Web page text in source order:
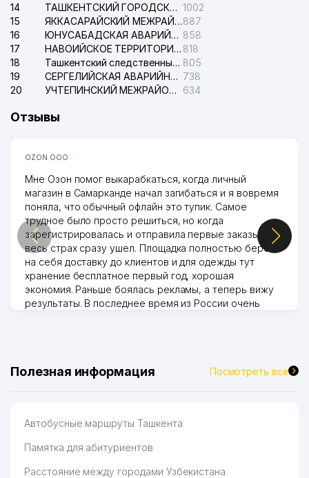
14
ТАШКЕНТСКИЙ ГОРОДСКОЙ СУД ПО ГРАЖДАНСКИМ ДЕЛАМ 1002
15
ЯККАСАРАЙСКИЙ МЕЖРАЙОННЫЙ СУД ПО ГРАЖДАНСКИМ ДЕЛАМ887
16
ЮНУСАБАДСКАЯ АВАРИЙНАЯ СЛУЖБА ЭЛЕКТРОСЕТИ 858
17
НАВОИЙСКОЕ ТЕРРИТОРИАЛЬНОЕ ПРЕДПРИЯТИЕ ЭЛЕКТРОСЕТИ АО 818
18
Ташкентский следственный изолятор 805
19
СЕРГЕЛИЙСКАЯ АВАРИЙНАЯ СЛУЖБА ЭЛЕКТРОСЕТИ 738
20
УЧТЕПИНСКИЙ МЕЖРАЙОННЫЙ СУД ПО ГРАЖДАНСКИМ ДЕЛАМ 634
Отзывы
OZON ООО
Мне Озон помог выкарабкаться, когда личный
магазин в Самарканде начал загибаться и я вовремя
поняла, что обычный офлайн это тупик. Самое
трудное было просто решиться, но когда
зарегистрировалась и отправила первые заказы,
весь страх сразу ушел. Площадка полностью берет
на себя доставку до клиентов и для одежды тут
хранение бесплатное первый год, хорошая
экономия. Раньше боялась рекламы, а теперь вижу
результаты. В последнее время из России очень
Полезная информация Посмотреть все
Автобусные маршруты Ташкента
Памятка для абитуриентов
Расстояние между городами Узбекистана